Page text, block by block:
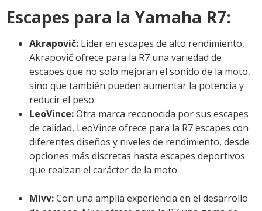
Escapes para la Yamaha R7:
Akrapovič: Líder en escapes de alto rendimiento,
Akrapovič ofrece para la R7 una variedad de
escapes que no solo mejoran el sonido de la moto,
sino que también pueden aumentar la potencia y
reducir el peso.
LeoVince:Otra marca reconocida por sus escapes
de calidad, LeoVince ofrece para la R7 escapes con
diferentes diseños y niveles de rendimiento, desde
opciones más discretas hasta escapes deportivos
que realzan el carácter de la moto.
Mivv:Con una amplia experiencia en el desarrollo